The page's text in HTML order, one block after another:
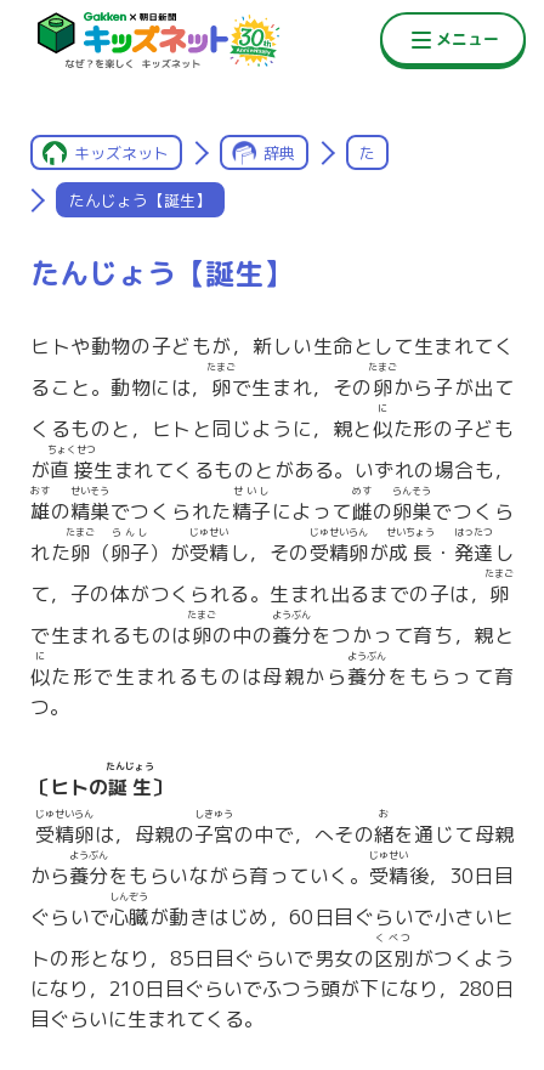
キッズネット 辞典 た
たんじょう【誕生】
たんじょう【誕生】
ヒトや動物の子どもが，新しい生命として生まれてく
ること。動物には， 卵
たまご
で生まれ，その卵
たまご
から子が出て
くるものと，ヒトと同じように，親と似
に
た形の子ども
が直接
ちょくせつ
生まれてくるものとがある。いずれの場合も，
雄
おす
の精巣
せいそう
でつくられた精子
せいし
によって雌
めす
の卵巣
らんそう
でつくら
れた卵
たまご
（卵子
らんし
）が受精
じゅせい
し，その受精卵
じゅせいらん
が成長
せいちょう
・ 発達
はったつ
し
て，子の体がつくられる。生まれ出るまでの子は， 卵
たまご
で生まれるものは卵
たまご
の中の養分
ようぶん
をつかって育ち，親と
似
に
た形で生まれるものは母親から養分
ようぶん
をもらって育
つ。
〔ヒトの誕生
たんじょう
〕
受精卵
じゅせいらん
は，母親の子宮
しきゅう
の中で，へその緒
お
を通じて母親
から養分
ようぶん
をもらいながら育っていく。 受精
じゅせい
後，30日目
ぐらいで心臓
しんぞう
が動きはじめ，60日目ぐらいで小さいヒ
トの形となり，85日目ぐらいで男女の区別
くべつ
がつくよう
になり，210日目ぐらいでふつう頭が下になり，280日
目ぐらいに生まれてくる。